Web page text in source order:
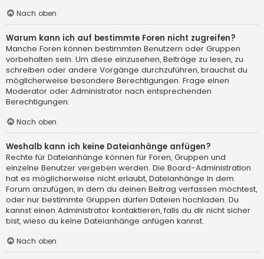
Nach oben
Warum kann ich auf bestimmte Foren nicht zugreifen?
Manche Foren können bestimmten Benutzern oder Gruppen
vorbehalten sein. Um diese einzusehen, Beiträge zu lesen, zu
schreiben oder andere Vorgänge durchzuführen, brauchst du
möglicherweise besondere Berechtigungen. Frage einen
Moderator oder Administrator nach entsprechenden
Berechtigungen.
Nach oben
Weshalb kann ich keine Dateianhänge anfügen?
Rechte für Dateianhänge können für Foren, Gruppen und
einzelne Benutzer vergeben werden. Die Board-Administration
hat es möglicherweise nicht erlaubt, Dateianhänge in dem
Forum anzufügen, in dem du deinen Beitrag verfassen möchtest,
oder nur bestimmte Gruppen dürfen Dateien hochladen. Du
kannst einen Administrator kontaktieren, falls du dir nicht sicher
bist, wieso du keine Dateianhänge anfügen kannst.
Nach oben